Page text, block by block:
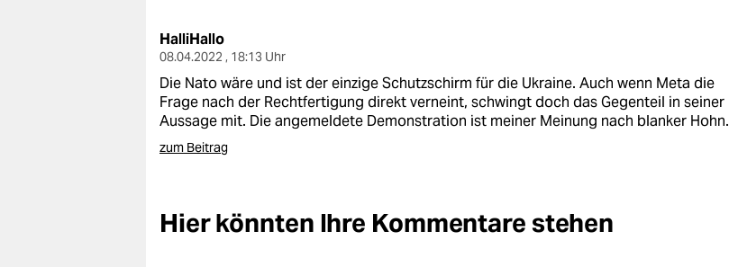
nord
wahrheit
verlag
verlag
shop
HalliHallo
08.04.2022 , 18:13 Uhr
Die Nato wäre und ist der einzige Schutzschirm für die Ukraine. Auch wenn Meta die
Frage nach der Rechtfertigung direkt verneint, schwingt doch das Gegenteil in seiner
Aussage mit. Die angemeldete Demonstration ist meiner Meinung nach blanker Hohn.
zum Beitrag
Hier könnten Ihre Kommentare stehen